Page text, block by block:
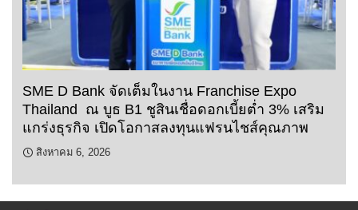
SME D Bank จัดเต็มในงาน Franchise Expo
Thailand ณ บูธ B1 ชูสินเชื่อดอกเบี้ยต่ำ 3% เสริม
แกร่งธุรกิจ เปิดโอกาสลงทุนแฟรนไชส์คุณภาพ
สิงหาคม 6, 2026